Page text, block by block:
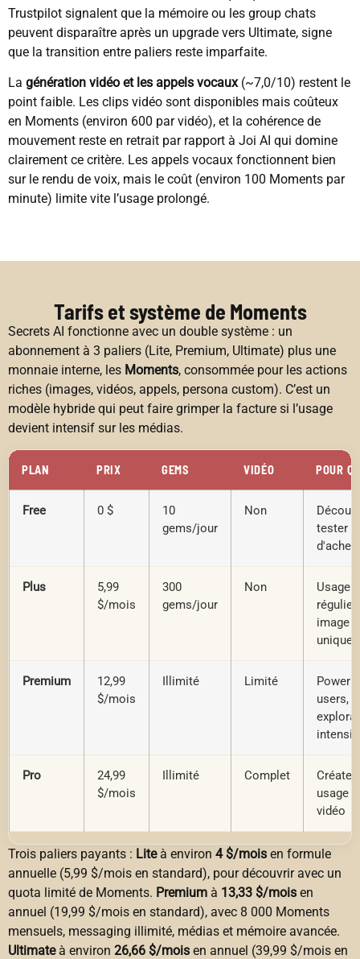
Trustpilot signalent que la mémoire ou les group chats
peuvent disparaître après un upgrade vers Ultimate, signe
que la transition entre paliers reste imparfaite.
La génération vidéo et les appels vocaux(~7,0/10) restent le
point faible. Les clips vidéo sont disponibles mais coûteux
en Moments (environ 600 par vidéo), et la cohérence de
mouvement reste en retrait par rapport à Joi AI qui domine
clairement ce critère. Les appels vocaux fonctionnent bien
sur le rendu de voix, mais le coût (environ 100 Moments par
minute) limite vite l’usage prolongé.
Tarifs et système de Moments
Secrets AI fonctionne avec un double système : un
abonnement à 3 paliers (Lite, Premium, Ultimate) plus une
monnaie interne, les Moments, consommée pour les actions
riches (images, vidéos, appels, persona custom). C’est un
modèle hybride qui peut faire grimper la facture si l’usage
devient intensif sur les médias.
PLAN PRIX GEMS VIDÉO POUR
Free 0 $
10
gems/jour
Non
tester
Plus
5,99
$/mois
300
gems/jour
Non
Usage
régulier,
image
Premium
12,99
$/mois
Illimité Limité
Power
users,
Pro
24,99
$/mois
Illimité Complet
usage
vidéo
Trois paliers payants : Liteà environ 4 $/mois en formule
annuelle (5,99 $/mois en standard), pour découvrir avec un
quota limité de Moments. Premium à 13,33 $/mois en
annuel (19,99 $/mois en standard), avec 8 000 Moments
mensuels, messaging illimité, médias et mémoire avancée.
Ultimateà environ 26,66 $/mois en annuel (39,99 $/mois en